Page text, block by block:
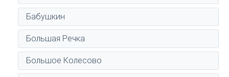
Бабушкин
Большая Речка
Большое Колесово